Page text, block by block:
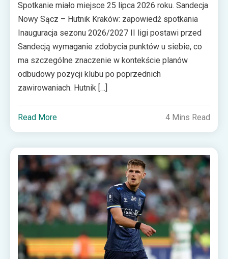
Spotkanie miało miejsce 25 lipca 2026 roku. Sandecja
Nowy Sącz – Hutnik Kraków: zapowiedź spotkania
Inauguracja sezonu 2026/2027 II ligi postawi przed
Sandecją wymaganie zdobycia punktów u siebie, co
ma szczególne znaczenie w kontekście planów
odbudowy pozycji klubu po poprzednich
zawirowaniach. Hutnik […]
Read More 4 Mins Read